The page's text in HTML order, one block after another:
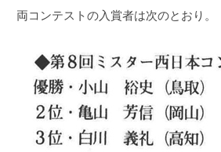
両コンテストの入賞者は次のとおり。